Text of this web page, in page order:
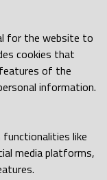
for the website to
cookies that
of the
information.
like
media platforms,